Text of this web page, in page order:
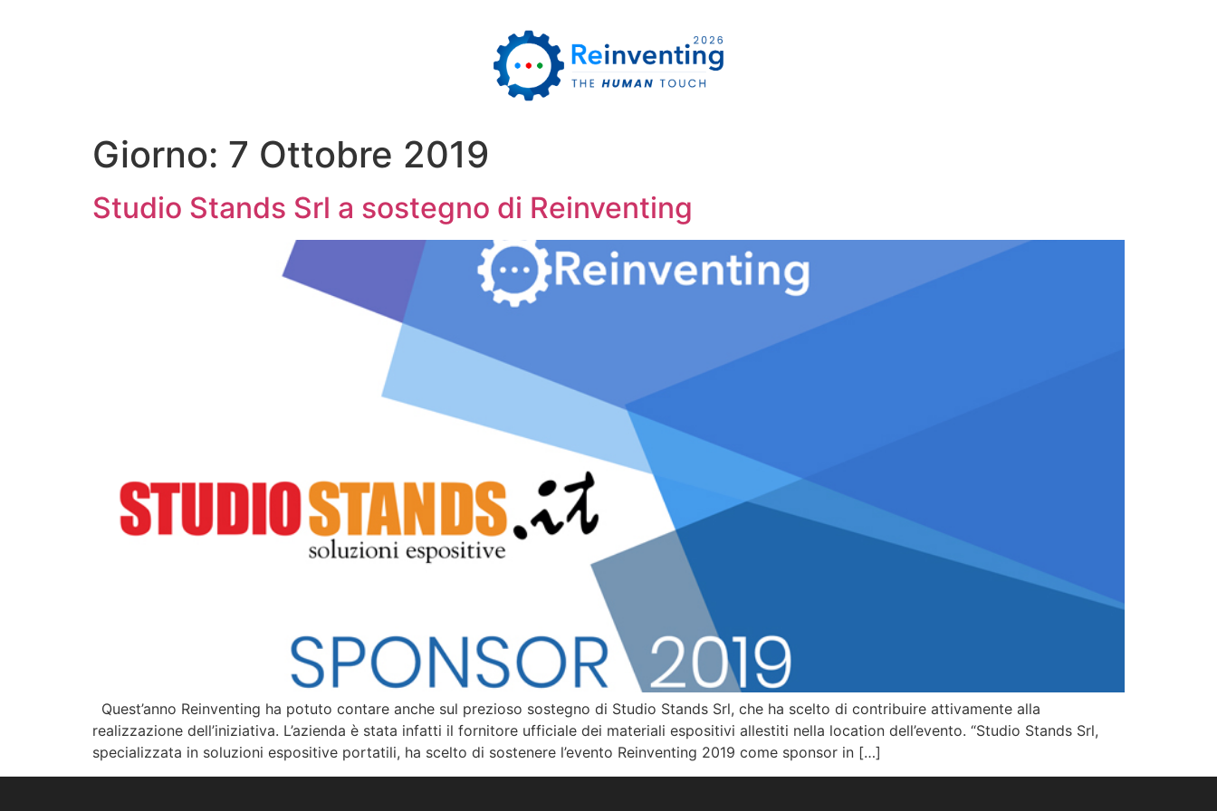
Giorno: 7 Ottobre 2019
Studio Stands Srl a sostegno di Reinventing
Quest’anno Reinventing ha potuto contare anche sul prezioso sostegno di Studio Stands Srl, che ha scelto di contribuire attivamente alla
realizzazione dell’iniziativa. L’azienda è stata infatti il fornitore ufficiale dei materiali espositivi allestiti nella location dell’evento. “Studio Stands Srl,
specializzata in soluzioni espositive portatili, ha scelto di sostenere l’evento Reinventing 2019 come sponsor in […]